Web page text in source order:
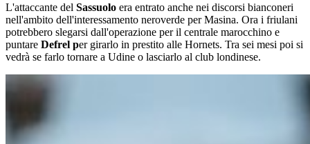
L'attaccante del Sassuolo era entrato anche nei discorsi bianconeri
nell'ambito dell'interessamento neroverde per Masina. Ora i friulani
potrebbero slegarsi dall'operazione per il centrale marocchino e
puntare Defrel per girarlo in prestito alle Hornets. Tra sei mesi poi si
vedrà se farlo tornare a Udine o lasciarlo al club londinese.